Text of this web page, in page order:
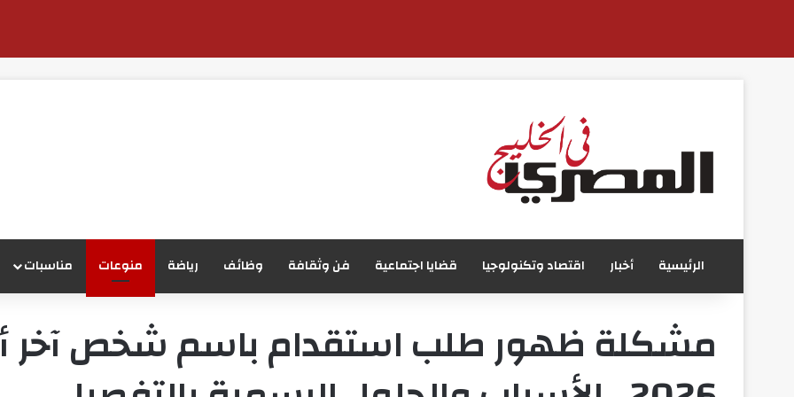
الرئيسية أخبار اقتصاد وتكنولوجيا قضايا اجتماعية فن وثقافة وظائف رياضة منوعات مناسبات
مشكلة ظهور طلب استقدام باسم شخص آخر